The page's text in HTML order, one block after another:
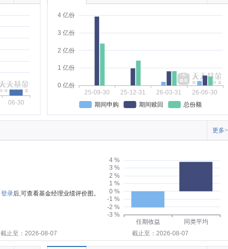
06-30
0 亿份
1 亿份
2 亿份
3 亿份
4 亿份
25-09-30 25-12-31 26-03-31
26-06-30
期间申购
期间赎回 总份额
更多>
登录后,可查看基金经理业绩评价图。
-3 %
-2 %
-1 %
0 %
1 %
2 %
3 %
4 %
任期收益
同类平均
截止至：2026-08-07
截止至：2026-08-07